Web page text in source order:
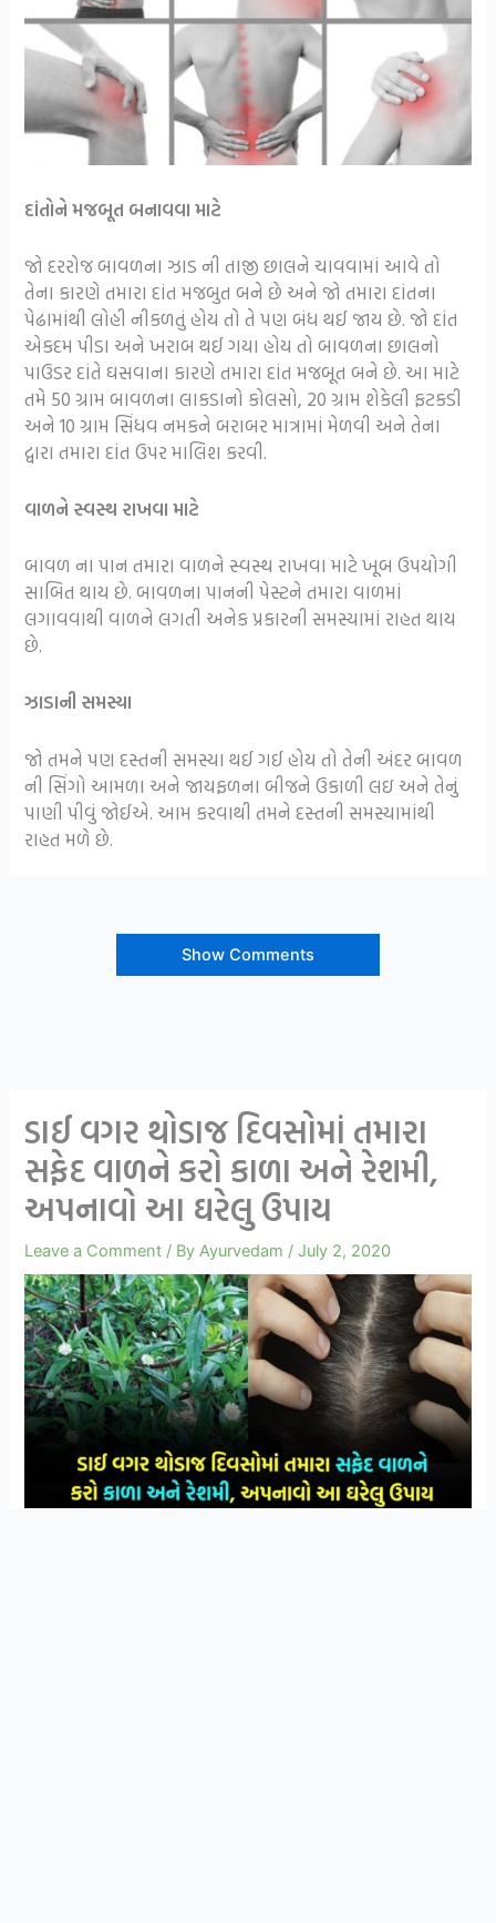
દાંતોને મજબૂત બનાવવા માટે
જો દરરોજ બાવળના ઝાડ ની તાજી છાલને ચાવવામાં આવે તો
તેના કારણે તમારા દાંત મજબુત બને છે અને જો તમારા દાંતના
પેઢામાંથી લોહી નીકળતું હોય તો તે પણ બંધ થઈ જાય છે. જો દાંત
એકદમ પીડા અને ખરાબ થઈ ગયા હોય તો બાવળના છાલનો
પાઉડર દાંતે ઘસવાના કારણે તમારા દાંત મજબૂત બને છે. આ માટે
તમે 50 ગ્રામ બાવળના લાકડાનો કોલસો, 20 ગ્રામ શેકેલી ફટકડી
અને 10 ગ્રામ સિંધવ નમકને બરાબર માત્રામાં મેળવી અને તેના
દ્વારા તમારા દાંત ઉપર માલિશ કરવી.
વાળને સ્વસ્થ રાખવા માટે
બાવળ ના પાન તમારા વાળને સ્વસ્થ રાખવા માટે ખૂબ ઉપયોગી
સાબિત થાય છે. બાવળના પાનની પેસ્ટને તમારા વાળમાં
લગાવવાથી વાળને લગતી અનેક પ્રકારની સમસ્યામાં રાહત થાય
છે.
ઝાડાની સમસ્યા
જો તમને પણ દસ્તની સમસ્યા થઈ ગઈ હોય તો તેની અંદર બાવળ
ની સિંગો આમળા અને જાયફળના બીજને ઉકાળી લઇ અને તેનું
પાણી પીવું જોઈએ. આમ કરવાથી તમને દસ્તની સમસ્યામાંથી
રાહત મળે છે.
Show Comments
ડાઈ વગર થોડાજ દિવસોમાં તમારા
સફેદ વાળને કરો કાળા અને રેશમી,
અપનાવો આ ઘરેલુ ઉપાય
Leave a Comment / ByAyurvedam /July 2, 2020